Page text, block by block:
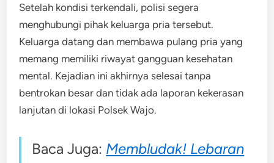
Setelah kondisi terkendali, polisi segera
menghubungi pihak keluarga pria tersebut.
Keluarga datang dan membawa pulang pria yang
memang memiliki riwayat gangguan kesehatan
mental. Kejadian ini akhirnya selesai tanpa
bentrokan besar dan tidak ada laporan kekerasan
lanjutan di lokasi Polsek Wajo.
Baca Juga: Membludak! Lebaran